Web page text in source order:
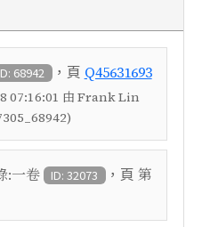
68942 ，頁 Q45631693
07:16:01 由 Frank Lin
:一卷 ID: 32073 ，頁 第